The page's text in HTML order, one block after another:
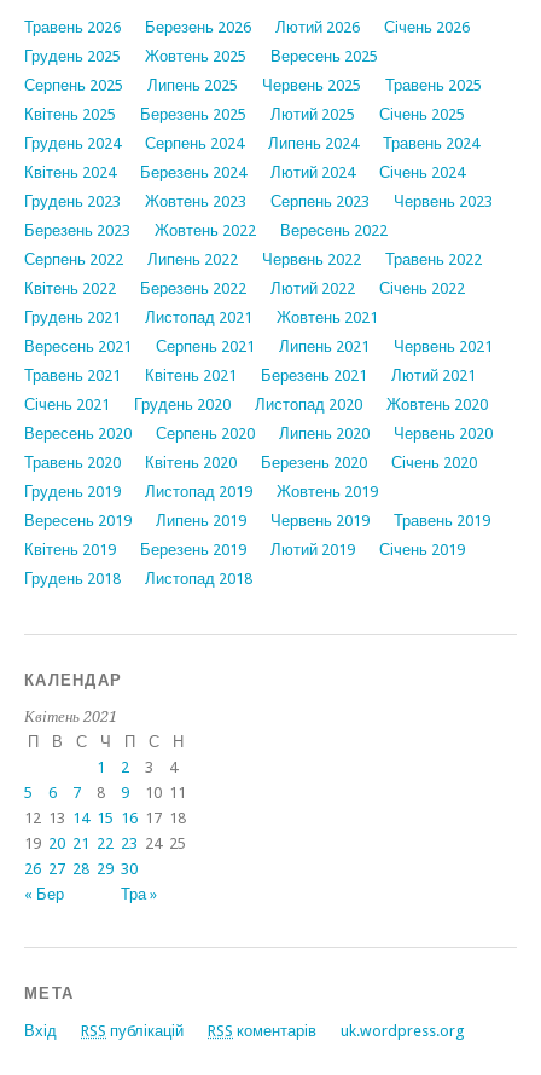
Травень 2026 Березень 2026 Лютий 2026
Січень 2026
Грудень 2025
Жовтень 2025
Вересень 2025
Серпень 2025
Липень 2025 Червень 2025
Травень 2025
Квітень 2025
Березень 2025 Лютий 2025
Січень 2025
Грудень 2024
Серпень 2024 Липень 2024
Травень 2024
Квітень 2024
Березень 2024 Лютий 2024
Січень 2024
Грудень 2023
Жовтень 2023 Серпень 2023
Червень 2023
Березень 2023
Жовтень 2022
Вересень 2022
Серпень 2022
Липень 2022 Червень 2022
Травень 2022
Квітень 2022
Березень 2022 Лютий 2022
Січень 2022
Грудень 2021
Листопад 2021
Жовтень 2021
Вересень 2021
Серпень 2021 Липень 2021
Червень 2021
Травень 2021
Квітень 2021 Березень 2021
Лютий 2021
Січень 2021
Грудень 2020 Листопад 2020
Жовтень 2020
Вересень 2020
Серпень 2020 Липень 2020
Червень 2020
Травень 2020
Квітень 2020 Березень 2020
Січень 2020
Грудень 2019
Листопад 2019
Жовтень 2019
Вересень 2019
Липень 2019 Червень 2019
Травень 2019
Квітень 2019
Березень 2019 Лютий 2019
Січень 2019
Грудень 2018
Листопад 2018
КАЛЕНДАР
Квітень 2021
П
В С Ч П С Н
« Бер Тра »
1 2 3
4
5
6 7 8 9 10 11
12 13 14 15 16 17 18
19 20 21 22 23 24 25
26 27 28 29 30
МЕТА
Вхід RSS публікацій RSS коментарів uk.wordpress.org